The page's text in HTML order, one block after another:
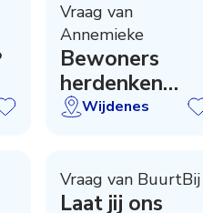
Vraag van
Annemieke
Bewoners
herdenken
verzetsgroep
Wijdenes
Vraag van BuurtBij
Laat jij ons